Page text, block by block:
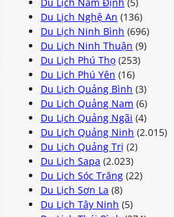
Du Lịch Nghệ An (136)
Du Lịch Ninh Bình (696)
Du Lịch Ninh Thuận (9)
Du Lịch Phú Thọ (253)
Du Lịch Phú Yên (16)
Du Lịch Quảng Bình (3)
Du Lịch Quảng Nam (6)
Du Lịch Quảng Ngãi (4)
Du Lịch Quảng Ninh (2.015)
Du Lịch Quảng Trị (2)
Du Lịch Sapa (2.023)
Du Lịch Sóc Trăng (22)
Du Lịch Sơn La (8)
Du Lịch Tây Ninh (5)